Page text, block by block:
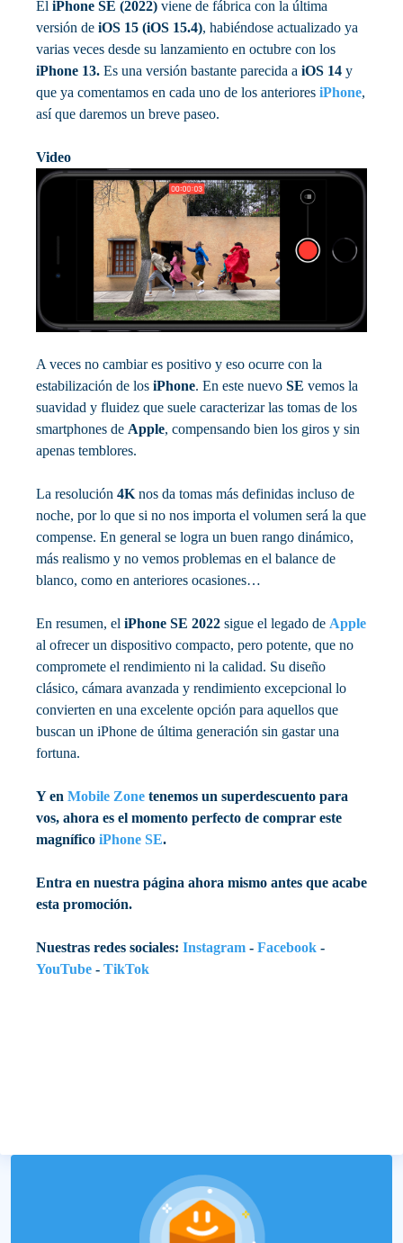
El iPhone SE (2022) viene de fábrica con la última
versión de iOS 15 (iOS 15.4), habiéndose actualizado ya
varias veces desde su lanzamiento en octubre con los
iPhone 13. Es una versión bastante parecida a iOS 14 y
que ya comentamos en cada uno de los anteriores iPhone,
así que daremos un breve paseo.
Video
A veces no cambiar es positivo y eso ocurre con la
estabilización de los iPhone. En este nuevo SE vemos la
suavidad y fluidez que suele caracterizar las tomas de los
smartphones de Apple, compensando bien los giros y sin
apenas temblores.
La resolución 4K nos da tomas más definidas incluso de
noche, por lo que si no nos importa el volumen será la que
compense. En general se logra un buen rango dinámico,
más realismo y no vemos problemas en el balance de
blanco, como en anteriores ocasiones…
En resumen, el iPhone SE 2022 sigue el legado de Apple
al ofrecer un dispositivo compacto, pero potente, que no
compromete el rendimiento ni la calidad. Su diseño
clásico, cámara avanzada y rendimiento excepcional lo
convierten en una excelente opción para aquellos que
buscan un iPhone de última generación sin gastar una
fortuna.
Y en Mobile Zone tenemos un superdescuento para
vos, ahora es el momento perfecto de comprar este
magnífico iPhone SE.
Entra en nuestra página ahora mismo antes que acabe
esta promoción.
Nuestras redes sociales: Instagram - Facebook -
YouTube - TikTok